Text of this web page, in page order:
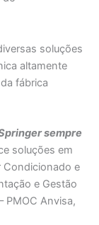
soluções
altamente
fábrica
sempre
soluções em
Condicionado e
e Gestão
PMOC Anvisa,